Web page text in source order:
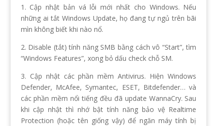
1. Cập nhật bản vá lỗi mới nhất cho Windows. Nếu
những ai tắt Windows Update, họ đang tự ngủ trên bãi
mìn không biết khi nào nổ.
2. Disable (tắt) tính năng SMB bằng cách vô “Start”, tìm
“Windows Features”, xong bỏ dấu check chỗ SM.
3. Cập nhật các phần mềm Antivirus. Hiện Windows
Defender, McAfee, Symantec, ESET, Bitdefender… và
các phần mềm nổi tiếng đều đã update WannaCry. Sau
khi cập nhật thì nhớ bật tính năng bảo vệ Realtime
Protection (hoặc tên giống vậy) để ngăn máy tính bị